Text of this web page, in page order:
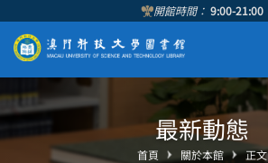
開館時間： 9:00-21:00
最新動態
首頁 關於本館 正文